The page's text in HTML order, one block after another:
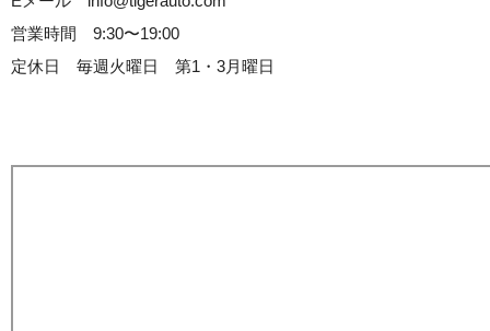
営業時間 9:30〜19:00
定休日 毎週火曜日 第1・3月曜日